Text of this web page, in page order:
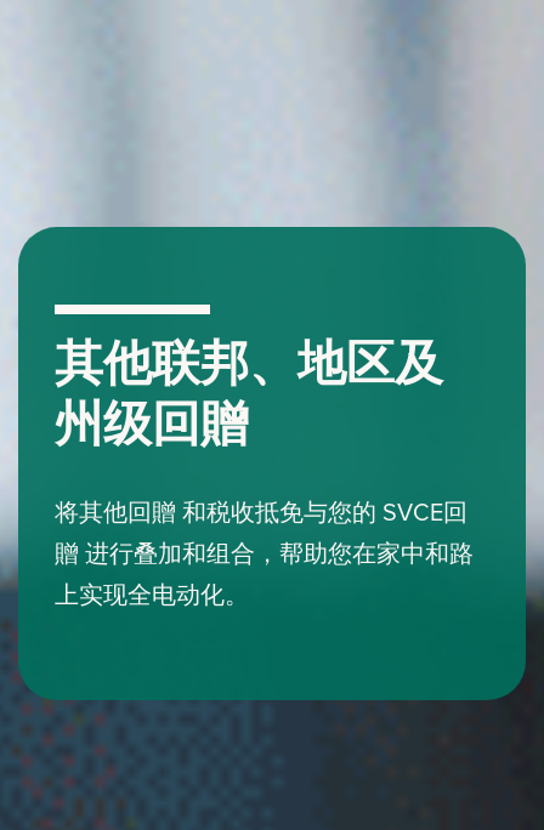
其他联邦、地区及
州级回贈
将其他回贈 和税收抵免与您的 SVCE回
贈 进行叠加和组合，帮助您在家中和路
上实现全电动化。